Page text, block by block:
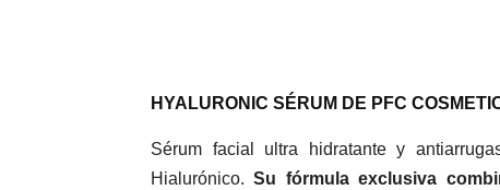
HYALURONIC SÉRUM DE PFC
Sérum facial ultra hidratante y
Hialurónico.Su fórmula exclusiva